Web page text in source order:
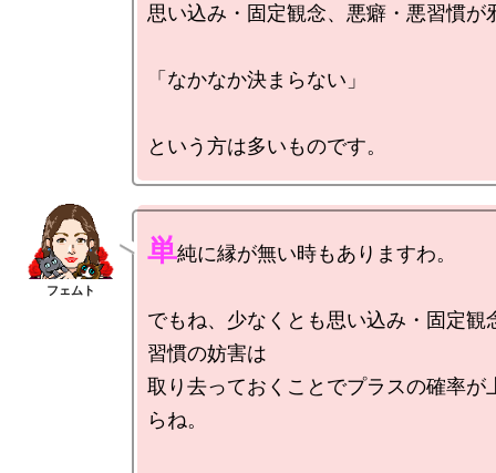
思い込み・固定観念、悪癖・悪習慣が
「なかなか決まらない」
単純に縁が無い時もありますわ。
でもね、少なくとも思い込み・固定観
習慣の妨害は
取り去っておくことでプラスの確率が
らね。